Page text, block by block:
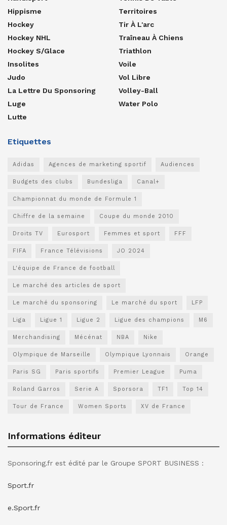
Hippisme
Hockey
Hockey NHL
Hockey S/glace
Insolites
Judo
La Lettre Du Sponsoring
Luge
Lutte
Territoires
Tir À L'arc
Traîneau À Chiens
Triathlon
Voile
Vol Libre
Volley-Ball
Water Polo
Etiquettes
Adidas Agences de marketing sportif Audiences
Budgets des clubs Bundesliga Canal+
Championnat du monde de Formule 1
Chiffre de la semaine Coupe du monde 2010
Droits TV Eurosport Femmes et sport FFF
FIFA France Télévisions JO 2024
L'équipe de France de football
Le marché des articles de sport
Le marché du sponsoring Le marché du sport LFP
Liga Ligue 1 Ligue 2 Ligue des champions M6
Merchandising Mécénat NBA Nike
Olympique de Marseille Olympique Lyonnais Orange
Paris SG Paris sportifs Premier League Puma
Roland Garros Serie A Sporsora TF1 Top 14
Tour de France Women Sports XV de France
Informations éditeur
Sponsoring.fr est édité par le Groupe SPORT BUSINESS :
Sport.fr
e.Sport.fr